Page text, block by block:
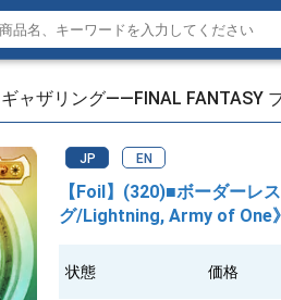
ャザリング——FINAL FANTASY
JP EN
【Foil】(320)■ボーダーレ
グ/Lightning, Army of One
状態 価格